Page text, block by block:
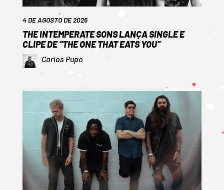
4 DE AGOSTO DE 2026
THE INTEMPERATE SONS LANÇA SINGLE E
CLIPE DE “THE ONE THAT EATS YOU”
Carlos Pupo